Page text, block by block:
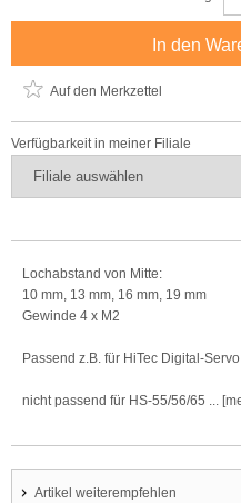
In den
Auf den Merkzettel
Verfügbarkeit in meiner Filiale
Lochabstand von Mitte:
10 mm, 13 mm, 16 mm, 19 mm
Gewinde 4 x M2
Passend z.B. für HiTec Digital-
nicht passend für HS-55/56/65 ...
Artikel weiterempfehlen